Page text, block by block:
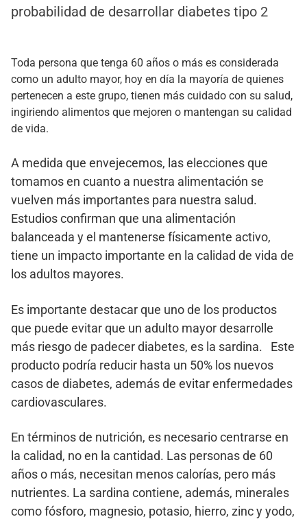
probabilidad de desarrollar diabetes tipo 2
Toda persona que tenga 60 años o más es considerada
como un adulto mayor, hoy en día la mayoría de quienes
pertenecen a este grupo, tienen más cuidado con su salud,
ingiriendo alimentos que mejoren o mantengan su calidad
de vida.
A medida que envejecemos, las elecciones que
tomamos en cuanto a nuestra alimentación se
vuelven más importantes para nuestra salud.
Estudios confirman que una alimentación
balanceada y el mantenerse físicamente activo,
tiene un impacto importante en la calidad de vida de
los adultos mayores.
Es importante destacar que uno de los productos
que puede evitar que un adulto mayor desarrolle
más riesgo de padecer diabetes, es la sardina. Este
producto podría reducir hasta un 50% los nuevos
casos de diabetes, además de evitar enfermedades
cardiovasculares.
En términos de nutrición, es necesario centrarse en
la calidad, no en la cantidad. Las personas de 60
años o más, necesitan menos calorías, pero más
nutrientes. La sardina contiene, además, minerales
como fósforo, magnesio, potasio, hierro, zinc y yodo,